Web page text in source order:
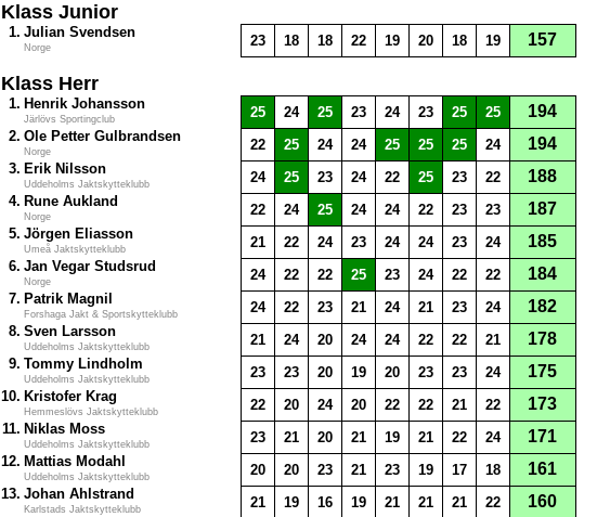
Klass Junior
1. Julian Svendsen
Norge 23 18 18 22 19 20 18 19 157
Klass Herr
1. Henrik Johansson
Järlövs Sportingclub 25 24 25 23 24 23 25 25 194
2. Ole Petter Gulbrandsen
Norge 22 25 24 24 25 25 25 24 194
3. Erik Nilsson
Uddeholms Jaktskytteklubb 24 25 23 24 22 25 23 22 188
4. Rune Aukland
Norge 22 24 25 24 24 22 23 23 187
5. Jörgen Eliasson
Umeå Jaktskytteklubb 21 22 24 23 24 24 23 24 185
6. Jan Vegar Studsrud
Norge 24 22 22 25 23 24 22 22 184
7. Patrik Magnil
Forshaga Jakt & Sportskytteklubb 24 22 23 21 24 21 23 24 182
8. Sven Larsson
Uddeholms Jaktskytteklubb 21 24 20 24 24 22 22 21 178
9. Tommy Lindholm
Uddeholms Jaktskytteklubb 23 23 20 19 20 23 23 24 175
10. Kristofer Krag
Hemmeslövs Jaktskytteklubb 22 20 24 20 22 22 21 22 173
11. Niklas Moss
Uddeholms Jaktskytteklubb 23 21 20 21 19 21 22 24 171
12. Mattias Modahl
Uddeholms Jaktskytteklubb 20 20 23 21 23 19 17 18 161
13. Johan Ahlstrand
Karlstads Jaktskytteklubb 21 19 16 19 21 21 21 22 160